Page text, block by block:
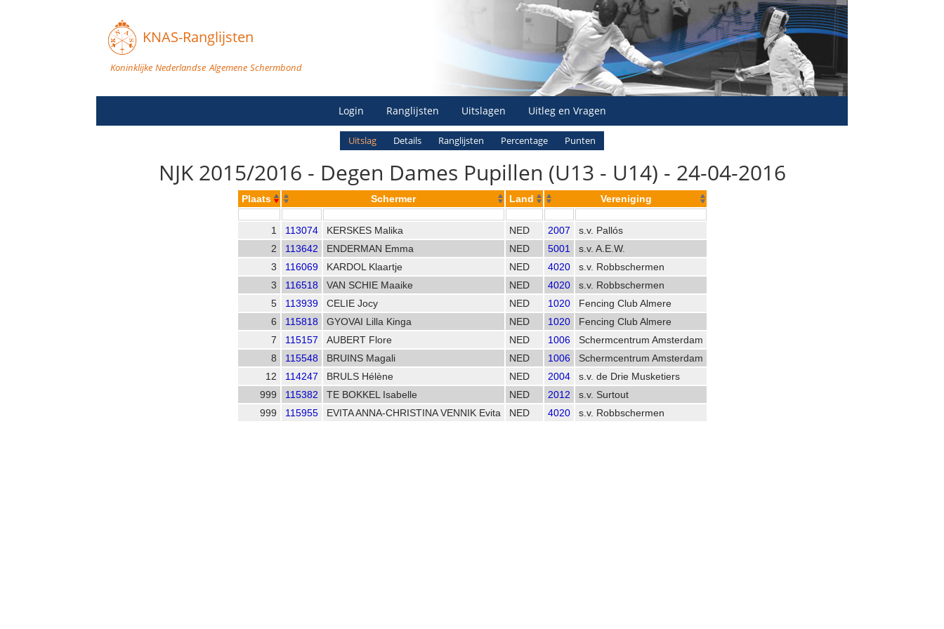
KNAS-Ranglijsten
Koninklijke Nederlandse Algemene Schermbond
Login Ranglijsten Uitslagen Uitleg en Vragen
Uitslag Details Ranglijsten Percentage Punten
NJK 2015/2016 - Degen Dames Pupillen (U13 - U14) - 24-04-2016
Plaats Schermer Land Vereniging
1 113074 KERSKES Malika NED 2007
s.v. Pallós
2
113642 ENDERMAN Emma NED 5001
s.v. A.E.W.
3
116069 KARDOL Klaartje NED 4020
s.v. Robbschermen
3
116518 VAN SCHIE Maaike NED 4020
s.v. Robbschermen
5
113939 CELIE Jocy NED 1020
Fencing Club Almere
6
115818 GYOVAI Lilla Kinga NED 1020
Fencing Club Almere
7
115157 AUBERT Flore NED 1006
Schermcentrum Amsterdam
8
115548 BRUINS Magali NED 1006
Schermcentrum Amsterdam
12
114247 BRULS Hélène NED 2004
s.v. de Drie Musketiers
999
115382 TE BOKKEL Isabelle NED 2012
s.v. Surtout
999
115955 EVITA ANNA-CHRISTINA VENNIK Evita NED 4020 s.v. Robbschermen